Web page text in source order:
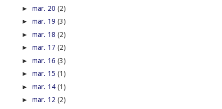
► mar. 20 (2)
► mar. 19 (3)
► mar. 18 (2)
► mar. 17 (2)
► mar. 16 (3)
► mar. 15 (1)
► mar. 14 (1)
► mar. 12 (2)